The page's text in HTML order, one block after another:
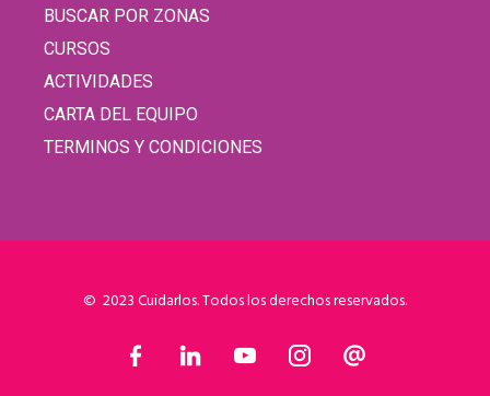
BUSCAR POR ZONAS
CURSOS
ACTIVIDADES
CARTA DEL EQUIPO
TERMINOS Y CONDICIONES
© 2023 Cuidarlos. Todos los derechos reservados.